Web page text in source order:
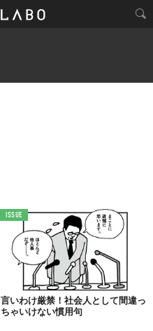
ISSUE
言いわけ厳禁！社会人として間違っ
ちゃいけない慣用句